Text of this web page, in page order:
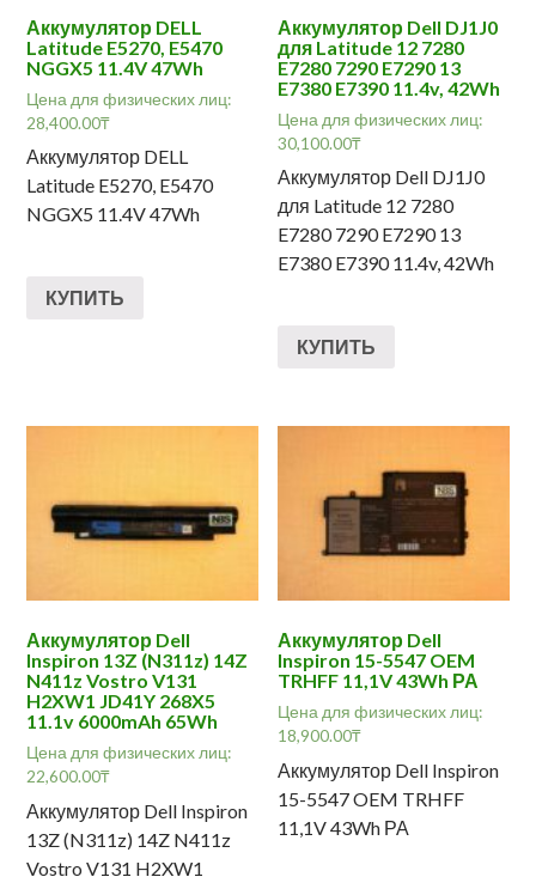
Аккумулятор DELL
Latitude E5270, E5470
NGGX5 11.4V 47Wh
Цена для физических лиц:
28,400.00₸
Аккумулятор DELL
Latitude E5270, E5470
NGGX5 11.4V 47Wh
КУПИТЬ
Аккумулятор Dell DJ1J0
для Latitude 12 7280
E7280 7290 E7290 13
E7380 E7390 11.4v, 42Wh
Цена для физических лиц:
30,100.00₸
Аккумулятор Dell DJ1J0
для Latitude 12 7280
E7280 7290 E7290 13
E7380 E7390 11.4v, 42Wh
КУПИТЬ
Аккумулятор Dell
Inspiron 13Z (N311z) 14Z
N411z Vostro V131
H2XW1 JD41Y 268X5
11.1v 6000mAh 65Wh
Цена для физических лиц:
22,600.00₸
Аккумулятор Dell Inspiron
13Z (N311z) 14Z N411z
Vostro V131 H2XW1
Аккумулятор Dell
Inspiron 15-5547 OEM
TRHFF 11,1V 43Wh РА
Цена для физических лиц:
18,900.00₸
Аккумулятор Dell Inspiron
15-5547 OEM TRHFF
11,1V 43Wh РА